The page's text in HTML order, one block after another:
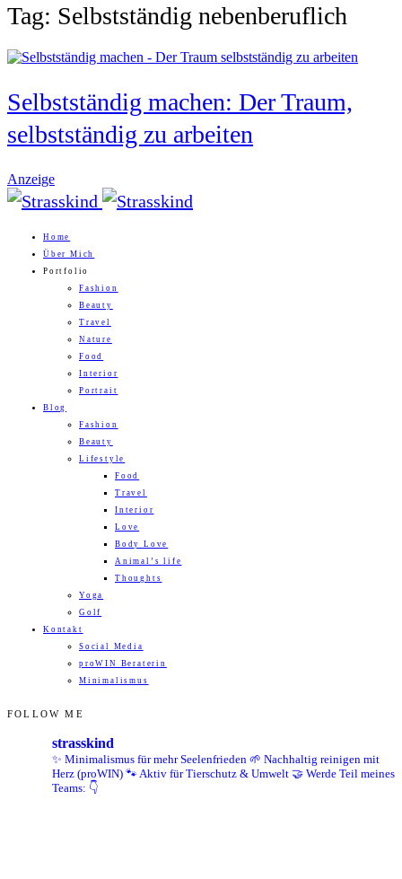
Tag: Selbstständig nebenberuflich
Selbstständig machen: Der Traum,
selbstständig zu arbeiten
Anzeige
Home
Über Mich
Portfolio
Fashion
Beauty
Travel
Nature
Food
Interior
Portrait
Blog
Fashion
Beauty
Lifestyle
Food
Travel
Interior
Love
Body Love
Animal’s life
Thoughts
Yoga
Golf
Kontakt
Social Media
proWIN Beraterin
Minimalismus
FOLLOW ME
strasskind
✨ Minimalismus für mehr Seelenfrieden 🌱 Nachhaltig reinigen mit
Herz (proWIN) 🐾 Aktiv für Tierschutz & Umwelt 🤝 Werde Teil meines
Teams: 👇